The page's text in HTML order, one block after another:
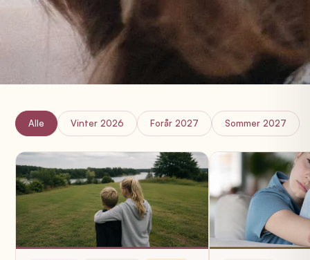
Alle Vinter 2026 Forår 2027 Sommer 2027